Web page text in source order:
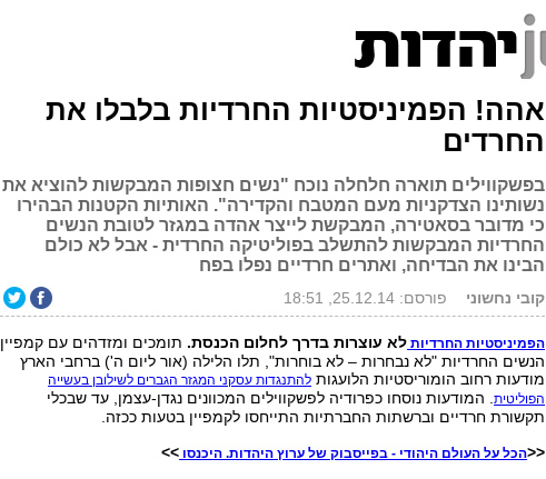
אהה! הפמיניסטיות החרדיות בלבלו את
החרדים
בפשקווילים תוארה חלחלה נוכח "נשים חצופות המבקשות להוציא את
נשותינו הצדקניות מעם המטבח והקדירה". האותיות הקטנות הבהירו
כי מדובר בסאטירה, המבקשת לייצר אהדה במגזר לטובת הנשים
החרדיות המבקשות להתשלב בפוליטיקה החרדית - אבל לא כולם
הבינו את הבדיחה, ואתרים חרדיים נפלו בפח
קובי נחשוני פורסם: 25.12.14, 18:51
הפמיניסטיות החרדיות לא עוצרות בדרך לחלום הכנסת. תומכים ומזדהים עם קמפיין
הנשים החרדיות "לא נבחרות – לא בוחרות", תלו הלילה (אור ליום ה') ברחבי הארץ
מודעות רחוב הומוריסטיות הלועגות להתנגדות עסקני המגזר הגברים לשילובן בעשייה
הפוליטית. המודעות נוסחו כפרודיה לפשקווילים המכוונים נגדן-עצמן, עד שבכלי
תקשורת חרדיים וברשתות החברתיות התייחסו לקמפיין בטעות ככזה.
<<הכל על העולם היהודי - בפייסבוק של ערוץ היהדות. היכנסו >>